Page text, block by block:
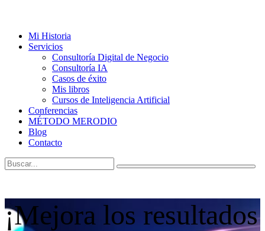
Mi Historia
Servicios
Consultoría Digital de Negocio
Consultoría IA
Casos de éxito
Mis libros
Cursos de Inteligencia Artificial
Conferencias
MÉTODO MERODIO
Blog
Contacto
¡Mejora los resultados